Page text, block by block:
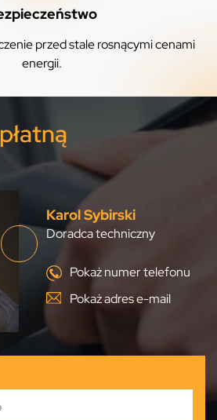
przed stale rosnącymi cenami
energii.
Karol Sybirski
Doradca techniczny
Pokaż numer telefonu
Pokaż adres e-mail